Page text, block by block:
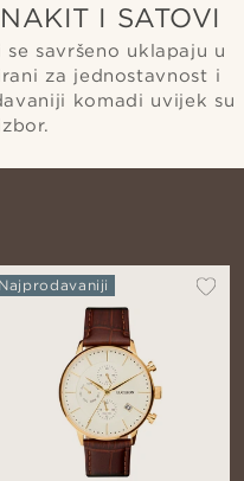
I SATOVI
savršeno uklapaju u
za jednostavnost i
komadi uvijek su
Najprodavaniji